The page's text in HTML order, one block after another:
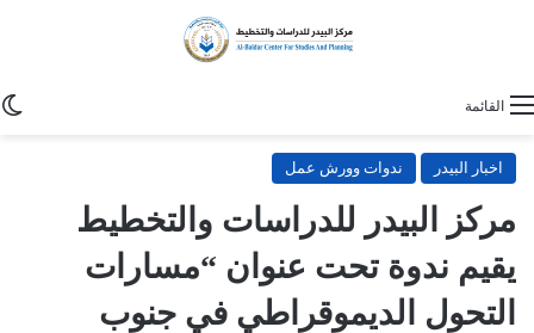
القائمة
اخبار البيدر ندوات وورش عمل
مركز البيدر للدراسات والتخطيط
يقيم ندوة تحت عنوان “مسارات
التحول الديموقراطي في جنوب